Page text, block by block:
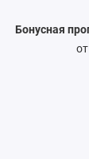
Бонусная